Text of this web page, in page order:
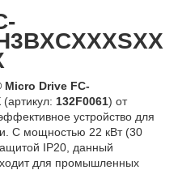
Micro Drive FC-
(артикул: 132F0061) от
устройство для
С мощностью 22 кВт (30
IP20, данный
для промышленных